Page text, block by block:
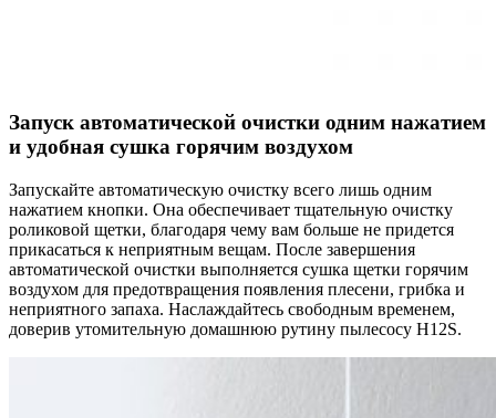
Запуск автоматической очистки одним нажатием
и удобная сушка горячим воздухом
Запускайте автоматическую очистку всего лишь одним
нажатием кнопки. Она обеспечивает тщательную очистку
роликовой щетки, благодаря чему вам больше не придется
прикасаться к неприятным вещам. После завершения
автоматической очистки выполняется сушка щетки горячим
воздухом для предотвращения появления плесени, грибка и
неприятного запаха. Наслаждайтесь свободным временем,
доверив утомительную домашнюю рутину пылесосу Н12Ѕ.